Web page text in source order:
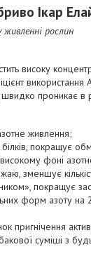
Ікар
живленні рослин
високу
проникає в
живлення;
покращує
фоні
зменшує
покращує
форм азоту
пригнічення
суміші з